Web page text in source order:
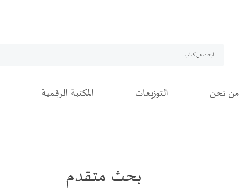
من نحن التوزيعات المكتبة الرقمية
بحث متقدم